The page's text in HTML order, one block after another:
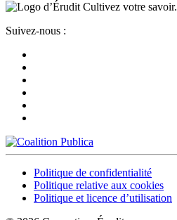
Cultivez votre savoir.
Suivez-nous :
Politique de confidentialité
Politique relative aux cookies
Politique et licence d’utilisation